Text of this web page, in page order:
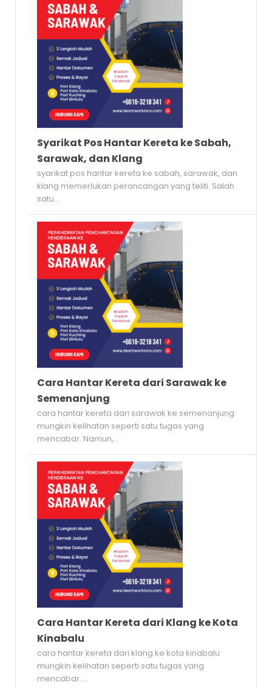
Syarikat Pos Hantar Kereta ke Sabah,
Sarawak, dan Klang
syarikat pos hantar kereta ke sabah, sarawak, dan
klang memerlukan perancangan yang teliti. Salah
satu...
Cara Hantar Kereta dari Sarawak ke
Semenanjung
cara hantar kereta dari sarawak ke semenanjung
mungkin kelihatan seperti satu tugas yang
mencabar. Namun,...
Cara Hantar Kereta dari Klang ke Kota
Kinabalu
cara hantar kereta dari klang ke kota kinabalu
mungkin kelihatan seperti satu tugas yang
mencabar....